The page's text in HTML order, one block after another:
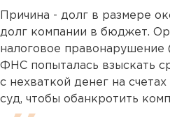
Причина - долг в размере
долг компании в бюджет.
налоговое правонарушение
ФНС попыталась взыскать
с нехваткой денег на
суд, чтобы обанкротить